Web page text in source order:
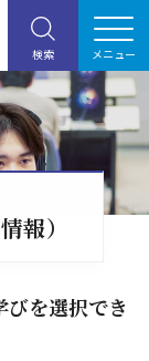
報）
を選択でき